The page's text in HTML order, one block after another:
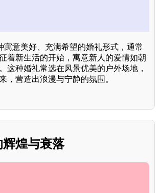
寓意美好、充满希望的婚礼形式，通常
着新生活的开始，寓意新人的爱情如朝
这种婚礼常选在风景优美的户外场地，
，营造出浪漫与宁静的氛围。
煌与衰落